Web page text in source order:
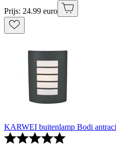
Prijs: 24.99 euro
KARWEI buitenlamp Bodi